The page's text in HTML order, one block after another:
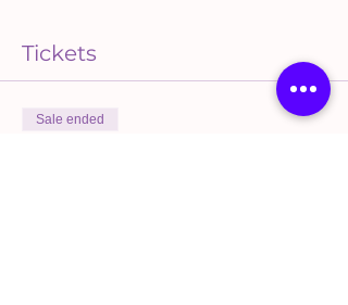
Tickets
Sale ended